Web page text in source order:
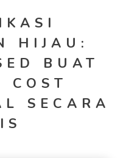
HIJAU:
BUAT
COST
SECARA